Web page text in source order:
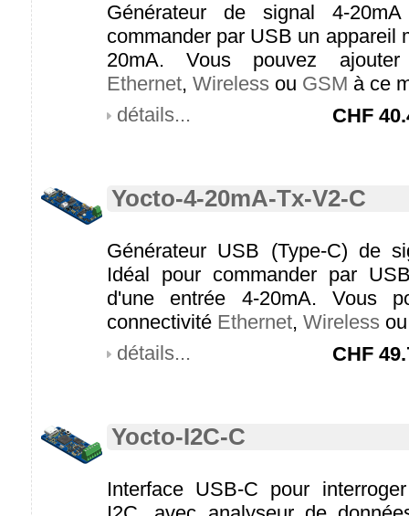
Générateur de signal 4-
commander par USB un appareil
20mA. Vous pouvez
Ethernet, Wireless ou GSM à ce
détails...
CHF
Yocto-4-20mA-Tx-V2-C
Générateur USB (Type-C) de
Idéal pour commander par
d'une entrée 4-20mA. Vous
connectivité Ethernet, Wireless
détails...
CHF
Yocto-I2C-C
Interface USB-C pour